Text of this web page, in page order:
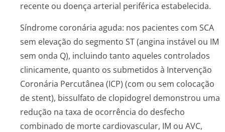
recente ou doença arterial periférica estabelecida.
Síndrome coronária aguda: nos pacientes com SCA
sem elevação do segmento ST (angina instável ou IM
sem onda Q), incluindo tanto aqueles controlados
clinicamente, quanto os submetidos à Intervenção
Coronária Percutânea (ICP) (com ou sem colocação
de stent), bissulfato de clopidogrel demonstrou uma
redução na taxa de ocorrência do desfecho
combinado de morte cardiovascular, IM ou AVC,